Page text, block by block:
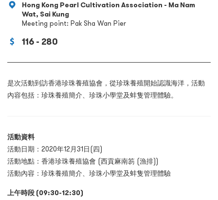
Hong Kong Pearl Cultivation Association - Ma Nam
Wat, Sai Kung
Meeting point: Pak Sha Wan Pier
116 - 280
是次活動到訪香港珍珠養殖協會，從珍珠養殖開始認識海洋，活動
內容包括：珍珠養殖簡介、珍珠小學堂及蚌隻管理體驗。
活動資料
活動日期：2020年12月31日(四)
活動地點：香港珍珠養殖協會 (西貢麻南笏 (漁排))
活動內容：珍珠養殖簡介、珍珠小學堂及蚌隻管理體驗
上午時段 (09:30-12:30)